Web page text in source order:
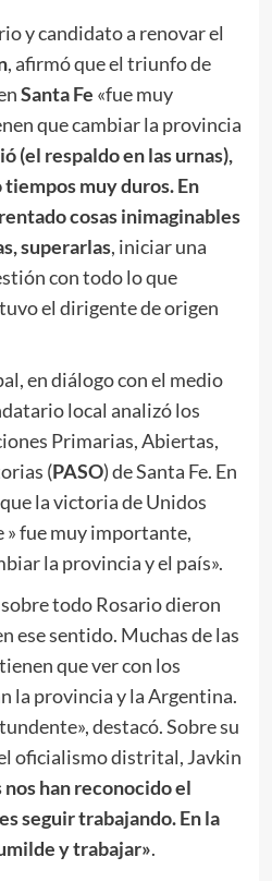
y candidato a renovar el
, afirmó que el triunfo de
Santa Fe «fue muy
que cambiar la provincia
(el respaldo en las urnas),
muy duros. En
cosas inimaginables
superarlas, iniciar una
con todo lo que
el dirigente de origen
en diálogo con el medio
local analizó los
Primarias, Abiertas,
(PASO) de Santa Fe. En
la victoria de Unidos
» fue muy importante,
la provincia y el país».
todo Rosario dieron
ese sentido. Muchas de las
que ver con los
la provincia y la Argentina.
destacó. Sobre su
oficialismo distrital, Javkin
nos han reconocido el
seguir trabajando. En la
y trabajar».